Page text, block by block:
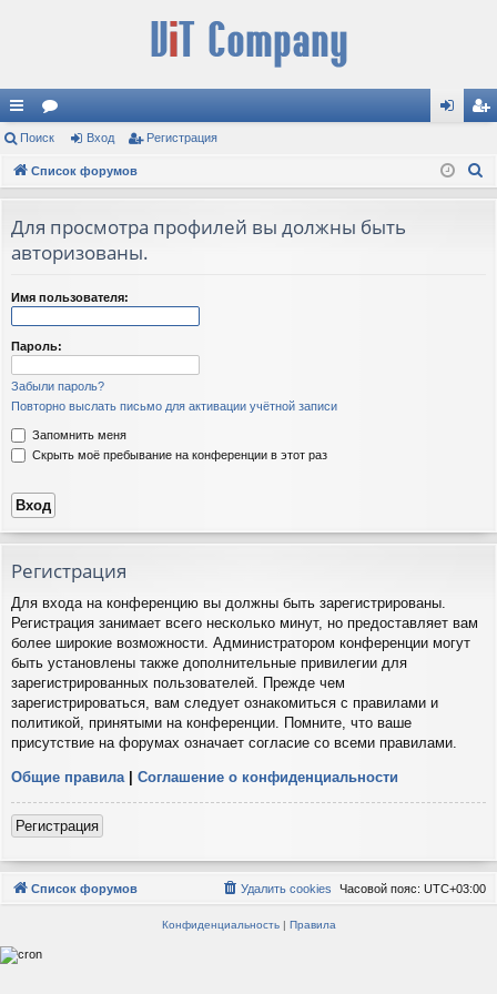
с
ы
и
ор
ум д ис
Поиск Вход Регистрация
Список форумов
Для просмотра профилей вы должны быть
авторизованы.
Имя пользователя:
Пароль:
Забыли пароль?
Повторно выслать письмо для активации учётной записи
Запомнить меня
Скрыть моё пребывание на конференции в этот раз
Регистрация
Для входа на конференцию вы должны быть зарегистрированы.
Регистрация занимает всего несколько минут, но предоставляет вам
более широкие возможности. Администратором конференции могут
быть установлены также дополнительные привилегии для
зарегистрированных пользователей. Прежде чем
зарегистрироваться, вам следует ознакомиться с правилами и
политикой, принятыми на конференции. Помните, что ваше
присутствие на форумах означает согласие со всеми правилами.
Общие правила | Соглашение о конфиденциальности
Регистрация
Список форумов Часовой пояс: UTC+03:00
Удалить cookies
Конфиденциальность| Правила